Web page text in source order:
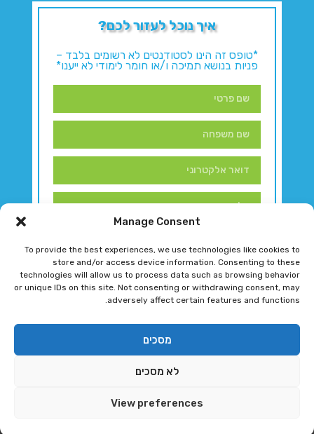
Manage Consent
To provide the best experiences, we use technologies like cookies to
store and/or access device information. Consenting to these
technologies will allow us to process data such as browsing behavior
or unique IDs on this site. Not consenting or withdrawing consent, may
adversely affect certain features and functions.
מסכים
לא מסכים
View preferences
איך נוכל לעזור לכם?
*טופס זה הינו לסטודנטים לא רשומים בלבד –
פניות בנושא תמיכה ו/או חומר לימודי לא ייענו*